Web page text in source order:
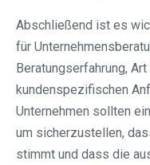
Abschließend ist es
für
Beratungserfahrung,
kundenspezifischen
Unternehmen sollten
um sicherzustellen,
stimmt und dass die